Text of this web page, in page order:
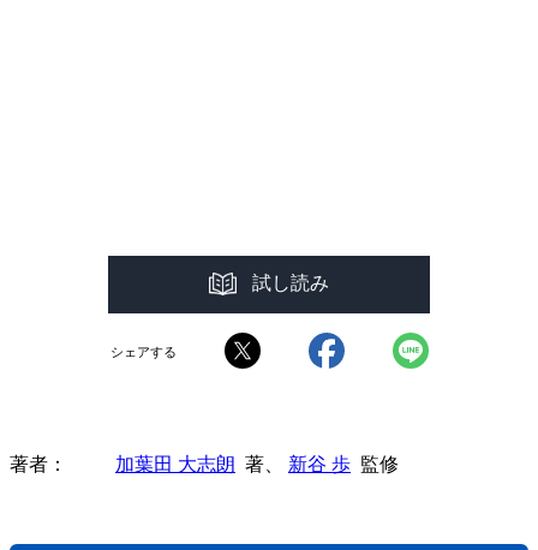
試し読み
シェアする
著者 加葉田 大志朗 著、 新谷 歩 監修